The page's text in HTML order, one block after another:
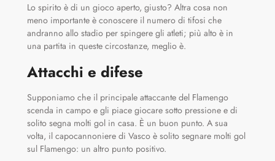
Lo spirito è di un gioco aperto, giusto? Altra cosa non
meno importante è conoscere il numero di tifosi che
andranno allo stadio per spingere gli atleti; più alto è in
una partita in queste circostanze, meglio è.
Attacchi e difese
Supponiamo che il principale attaccante del Flamengo
scenda in campo e gli piace giocare sotto pressione e di
solito segna molti gol in casa. È un buon punto. A sua
volta, il capocannoniere di Vasco è solito segnare molti gol
sul Flamengo: un altro punto positivo.